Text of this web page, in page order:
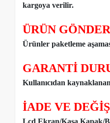
kargoya verilir.
ÜRÜN
Ürünler paketleme
GARANTİ
Kullanıcıdan
İADE VE
Lcd Ekran/Kasa Kapak/